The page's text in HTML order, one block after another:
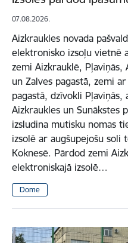
07.08.2026.
Aizkraukles novada
elektronisko izsoļu vietnē
zemi Aizkrauklē, Pļaviņās,
un Zalves pagastā, zemi
pagastā, dzīvokli Pļaviņās,
Aizkraukles un Sunākstes
izsludina mutisku nomas
izsolē ar augšupejošu soli
Koknesē. Pārdod zemi
elektroniskajā izsolē…
Dome